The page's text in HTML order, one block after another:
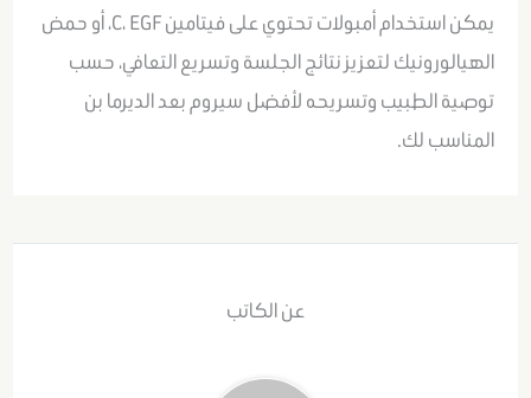
يمكن استخدام أمبولات تحتوي على فيتامين C، EGF، أو حمض
الهيالورونيك لتعزيز نتائج الجلسة وتسريع التعافي، حسب
توصية الطبيب وتسريحه لأفضل سيروم بعد الديرما بن
المناسب لك.
عن الكاتب